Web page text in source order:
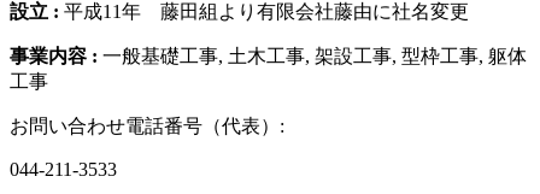
設立 : 平成11年 藤田組より有限会社藤由に社名変更
事業内容 : 一般基礎工事, 土木工事, 架設工事, 型枠工事, 躯体
工事
お問い合わせ電話番号（代表）:
044-211-3533